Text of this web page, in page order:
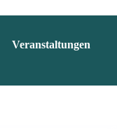
Veranstaltungen